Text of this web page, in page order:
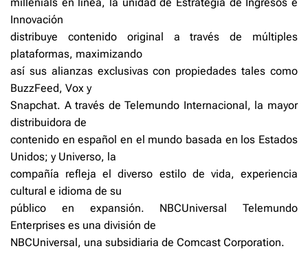
Innovación
distribuye contenido original a través de múltiples
plataformas, maximizando
así sus alianzas exclusivas con propiedades tales como
BuzzFeed, Vox y
Snapchat. A través de Telemundo Internacional, la mayor
distribuidora de
contenido en español en el mundo basada en los Estados
Unidos; y Universo, la
compañía refleja el diverso estilo de vida, experiencia
cultural e idioma de su
público en expansión. NBCUniversal Telemundo
Enterprises es una división de
NBCUniversal, una subsidiaria de Comcast Corporation.